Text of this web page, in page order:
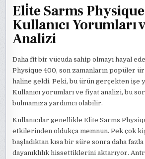
Eli̇te Sarms
Kullanıcı Yorumları
Analizi
Daha fit bir vücuda sahip olmayı hayal
Physique 400, son zamanların popüler
haline geldi. Peki, bu ürün gerçekten işe
Kullanıcı yorumları ve fiyat analizi, bu
bulmamıza yardımcı olabilir.
Kullanıcılar genellikle Eli̇te Sarms
etkilerinden oldukça memnun. Pek çok
başladıktan kısa bir süre sonra daha
dayanıklılık hissettiklerini aktarıyor.